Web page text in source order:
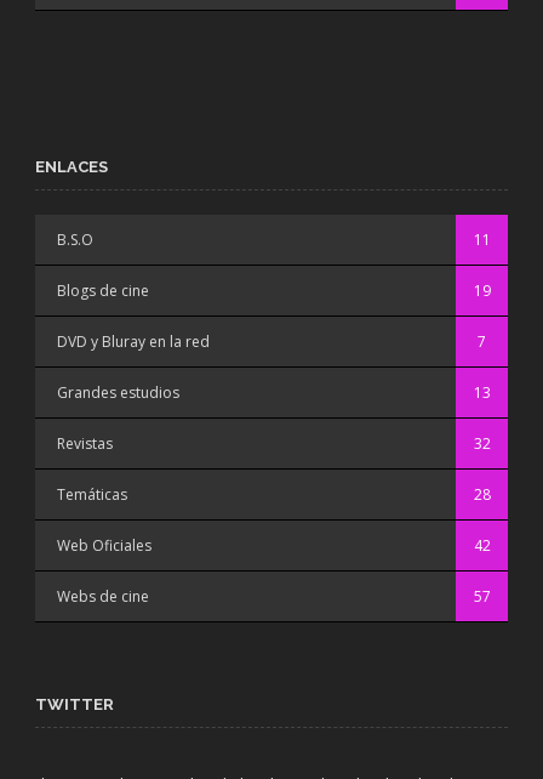
ENLACES
B.S.O 11
Blogs de cine 19
DVD y Bluray en la red 7
Grandes estudios 13
Revistas 32
Temáticas 28
Web Oficiales 42
Webs de cine 57
TWITTER